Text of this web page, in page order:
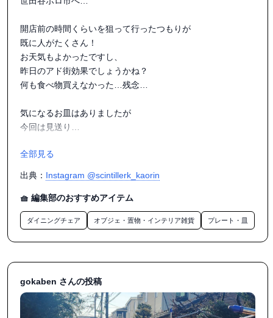
開店前の時間くらいを狙って行ったつもりが
既に人がたくさん！
お天気もよかったですし、
昨日のアド街効果でしょうかね？
何も食べ物買えなかった…残念…
気になるお皿はありましたが
今回は見送り…
だいたいこの辺りに…と
いつも寄らせて頂くショップを数店だけ
じっくり見せて頂いて…
かわいいプードルに惹かれて見ていたら、
なんと！
用賀から代官山に移転されたLe 31さんが
@_le.31_
色々お話も伺えて楽しかったです。
全部見る
出典： Instagram @scintillerk_kaorin
🧺 編集部のおすすめアイテム
ダイニングチェア オブジェ・置物・インテリア雑貨 プレート・皿
gokaben さんの投稿